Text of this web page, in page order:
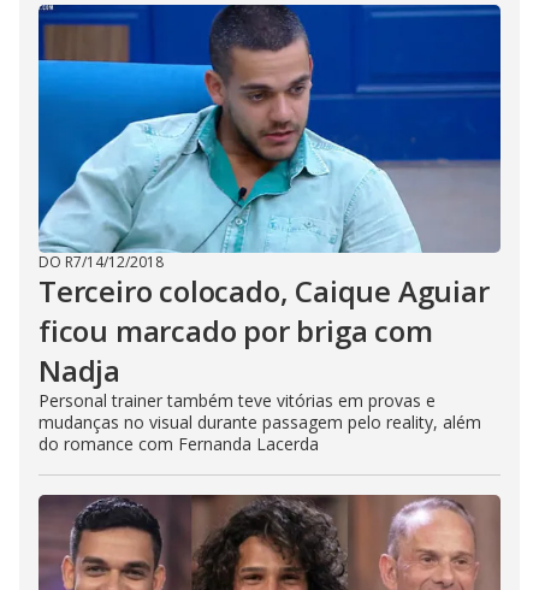
DO R7/14/12/2018
Terceiro colocado, Caique Aguiar
ficou marcado por briga com
Nadja
Personal trainer também teve vitórias em provas e
mudanças no visual durante passagem pelo reality, além
do romance com Fernanda Lacerda